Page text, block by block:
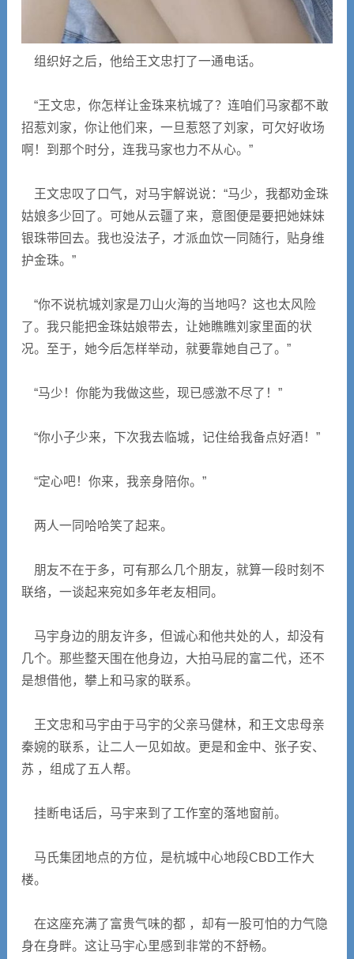
组织好之后，他给王文忠打了一通电话。
“王文忠，你怎样让金珠来杭城了？连咱们马家都不敢
招惹刘家，你让他们来，一旦惹怒了刘家，可欠好收场
啊！到那个时分，连我马家也力不从心。”
王文忠叹了口气，对马宇解说说：“马少，我都劝金珠
姑娘多少回了。可她从云疆了来，意图便是要把她妹妹
银珠带回去。我也没法子，才派血饮一同随行，贴身维
护金珠。”
“你不说杭城刘家是刀山火海的当地吗？这也太风险
了。我只能把金珠姑娘带去，让她瞧瞧刘家里面的状
况。至于，她今后怎样举动，就要靠她自己了。”
“马少！你能为我做这些，现已感激不尽了！”
“你小子少来，下次我去临城，记住给我备点好酒！”
“定心吧！你来，我亲身陪你。”
两人一同哈哈笑了起来。
朋友不在于多，可有那么几个朋友，就算一段时刻不
联络，一谈起来宛如多年老友相同。
马宇身边的朋友许多，但诚心和他共处的人，却没有
几个。那些整天围在他身边，大拍马屁的富二代，还不
是想借他，攀上和马家的联系。
王文忠和马宇由于马宇的父亲马健林，和王文忠母亲
秦婉的联系，让二人一见如故。更是和金中、张子安、
苏 ，组成了五人帮。
挂断电话后，马宇来到了工作室的落地窗前。
马氏集团地点的方位，是杭城中心地段CBD工作大
楼。
在这座充满了富贵气味的都 ，却有一股可怕的力气隐
身在身畔。这让马宇心里感到非常的不舒畅。